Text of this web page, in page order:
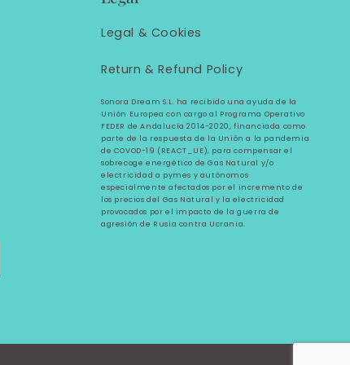
Legal & Cookies
Return & Refund Policy
Sonora Dream S.L. ha recibido una ayuda de la
Unión Europea con cargo al Programa Operativo
FEDER de Andalucía 2014-2020, financiada como
parte de la respuesta de la Unión a la pandemia
de COVOD-19 (REACT_UE), para compensar el
sobrecoge energético de Gas Natural y/o
electricidad a pymes y autónomos
especialmente afectados por el incremento de
los precios del Gas Natural y la electricidad
provocados por el impacto de la guerra de
agresión de Rusia contra Ucrania.